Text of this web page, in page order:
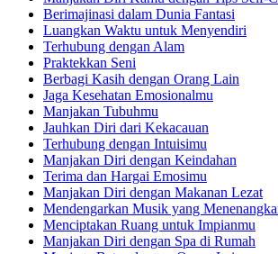
Berimajinasi dalam Dunia Fantasi
Luangkan Waktu untuk Menyendiri
Terhubung dengan Alam
Praktekkan Seni
Berbagi Kasih dengan Orang Lain
Jaga Kesehatan Emosionalmu
Manjakan Tubuhmu
Jauhkan Diri dari Kekacauan
Terhubung dengan Intuisimu
Manjakan Diri dengan Keindahan
Terima dan Hargai Emosimu
Manjakan Diri dengan Makanan Lezat
Mendengarkan Musik yang
Menciptakan Ruang untuk Impianmu
Manjakan Diri dengan Spa di Rumah